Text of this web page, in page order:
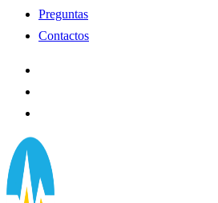
Preguntas
Contactos